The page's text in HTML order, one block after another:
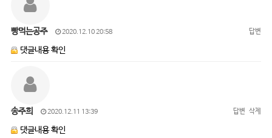
빵먹는공주 2020.12.10 20:58 답변
댓글내용 확인
송주희 2020.12.11 13:39 답변 삭제
댓글내용 확인